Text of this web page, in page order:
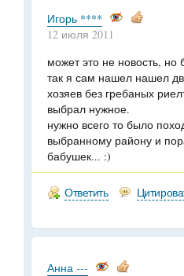
Игорь ****
12 июля 2011
может это не новость, но
так я сам нашел нашел
хозяев без гребаных
выбрал нужное.
нужно всего то было
выбранному району и
бабушек... :)
Ответить
Анна ---